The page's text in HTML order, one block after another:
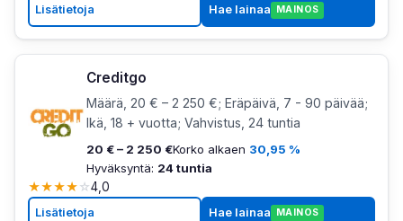
Lisätietoja Hae lainaa MAINOS
Creditgo
Määrä, 20 € – 2 250 €; Eräpäivä, 7 - 90 päivää;
Ikä, 18 + vuotta; Vahvistus, 24 tuntia
20 € – 2 250 €Korko alkaen 30,95 %
Hyväksyntä: 24 tuntia
★★★★☆4,0
Lisätietoja Hae lainaa MAINOS